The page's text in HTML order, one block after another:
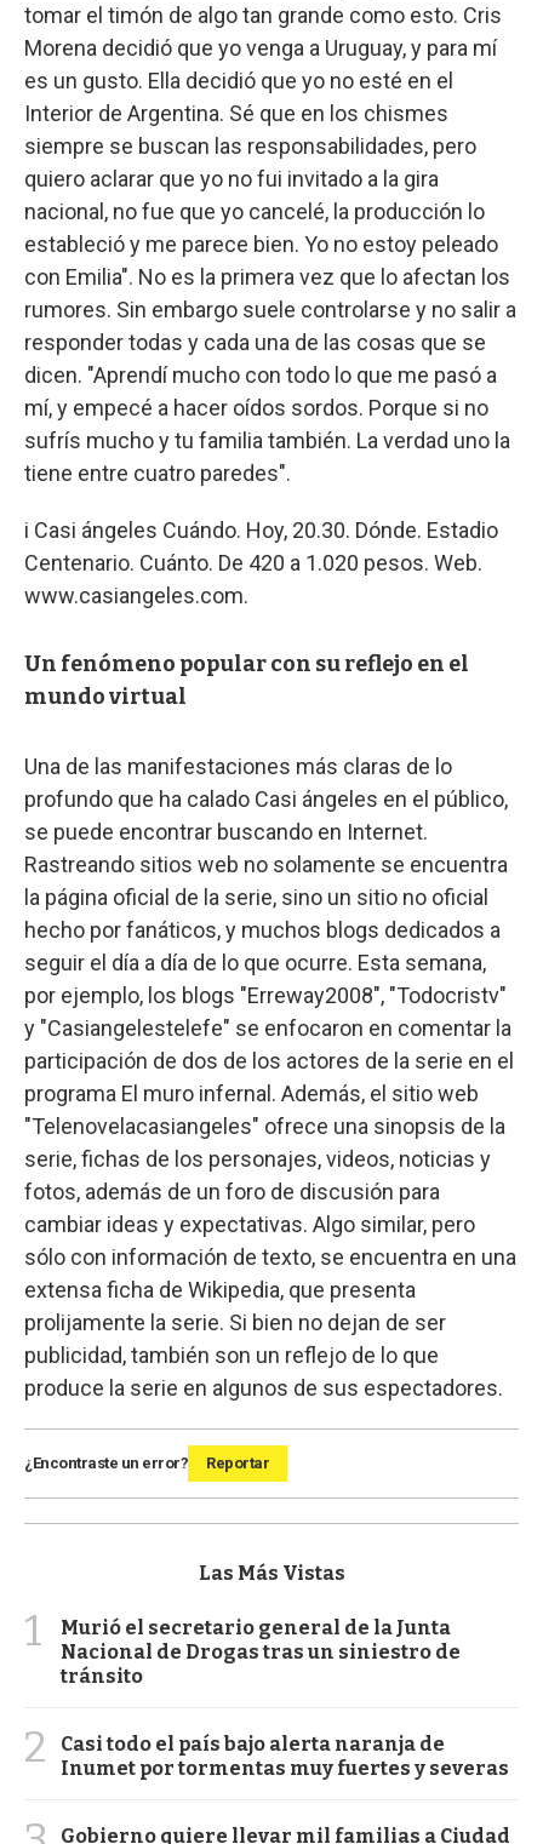
tomar el timón de algo tan grande como esto. Cris
Morena decidió que yo venga a Uruguay, y para mí
es un gusto. Ella decidió que yo no esté en el
Interior de Argentina. Sé que en los chismes
siempre se buscan las responsabilidades, pero
quiero aclarar que yo no fui invitado a la gira
nacional, no fue que yo cancelé, la producción lo
estableció y me parece bien. Yo no estoy peleado
con Emilia". No es la primera vez que lo afectan los
rumores. Sin embargo suele controlarse y no salir a
responder todas y cada una de las cosas que se
dicen. "Aprendí mucho con todo lo que me pasó a
mí, y empecé a hacer oídos sordos. Porque si no
sufrís mucho y tu familia también. La verdad uno la
tiene entre cuatro paredes".
i Casi ángeles Cuándo. Hoy, 20.30. Dónde. Estadio
Centenario. Cuánto. De 420 a 1.020 pesos. Web.
www.casiangeles.com.
Un fenómeno popular con su reflejo en el
mundo virtual
Una de las manifestaciones más claras de lo
profundo que ha calado Casi ángeles en el público,
se puede encontrar buscando en Internet.
Rastreando sitios web no solamente se encuentra
la página oficial de la serie, sino un sitio no oficial
hecho por fanáticos, y muchos blogs dedicados a
seguir el día a día de lo que ocurre. Esta semana,
por ejemplo, los blogs "Erreway2008", "Todocristv"
y "Casiangelestelefe" se enfocaron en comentar la
participación de dos de los actores de la serie en el
programa El muro infernal. Además, el sitio web
"Telenovelacasiangeles" ofrece una sinopsis de la
serie, fichas de los personajes, videos, noticias y
fotos, además de un foro de discusión para
cambiar ideas y expectativas. Algo similar, pero
sólo con información de texto, se encuentra en una
extensa ficha de Wikipedia, que presenta
prolijamente la serie. Si bien no dejan de ser
publicidad, también son un reflejo de lo que
produce la serie en algunos de sus espectadores.
¿Encontraste un error? Reportar
Las Más Vistas
1
Murió el secretario general de la Junta
Nacional de Drogas tras un siniestro de
tránsito
2
Casi todo el país bajo alerta naranja de
Inumet por tormentas muy fuertes y severas
Gobierno quiere llevar mil familias a Ciudad